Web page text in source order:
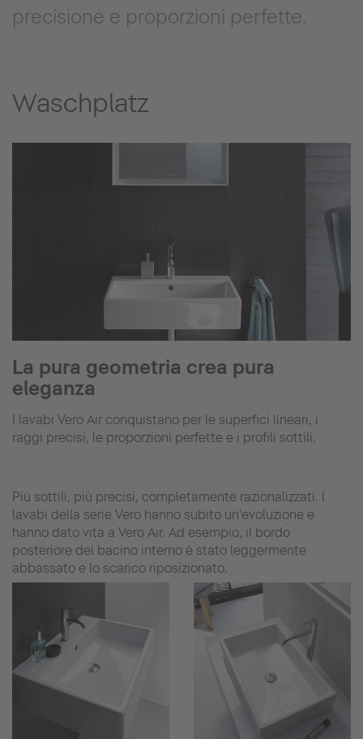
precisione e proporzioni perfette.
Waschplatz
La pura geometria crea pura
eleganza
I lavabi Vero Air conquistano per le superfici lineari, i
raggi precisi, le proporzioni perfette e i profili sottili.
Più sottili, più precisi, completamente razionalizzati. I
lavabi della serie Vero hanno subito un'evoluzione e
hanno dato vita a Vero Air. Ad esempio, il bordo
posteriore del bacino interno è stato leggermente
abbassato e lo scarico riposizionato.